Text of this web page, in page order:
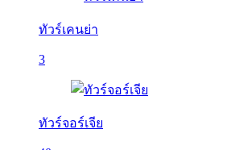
ทัวร์เคนย่า
3
ทัวร์จอร์เจีย